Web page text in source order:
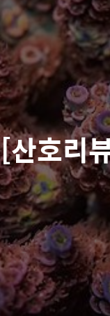
[산호리